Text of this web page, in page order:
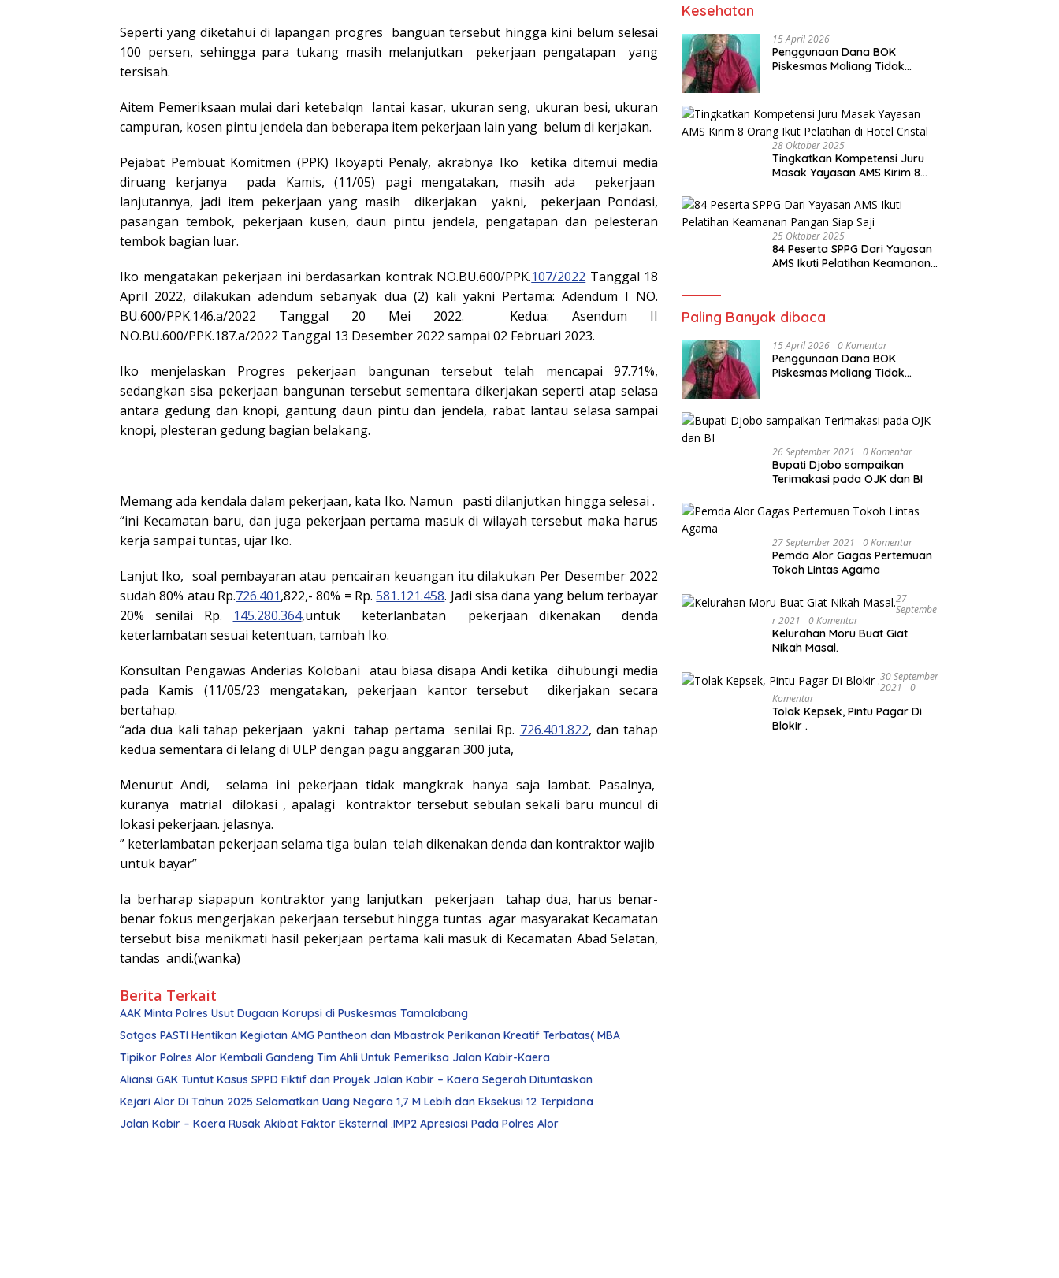
Seperti yang diketahui di lapangan progres banguan tersebut hingga kini belum selesai
100 persen, sehingga para tukang masih melanjutkan pekerjaan pengatapan yang
tersisah.
Aitem Pemeriksaan mulai dari ketebalqn lantai kasar, ukuran seng, ukuran besi, ukuran
campuran, kosen pintu jendela dan beberapa item pekerjaan lain yang belum di kerjakan.
Pejabat Pembuat Komitmen (PPK) Ikoyapti Penaly, akrabnya Iko ketika ditemui media
diruang kerjanya pada Kamis, (11/05) pagi mengatakan, masih ada pekerjaan
lanjutannya, jadi item pekerjaan yang masih dikerjakan yakni, pekerjaan Pondasi,
pasangan tembok, pekerjaan kusen, daun pintu jendela, pengatapan dan pelesteran
tembok bagian luar.
Iko mengatakan pekerjaan ini berdasarkan kontrak NO.BU.600/PPK.107/2022 Tanggal 18
April 2022, dilakukan adendum sebanyak dua (2) kali yakni Pertama: Adendum I NO.
BU.600/PPK.146.a/2022 Tanggal 20 Mei 2022. Kedua: Asendum II
NO.BU.600/PPK.187.a/2022 Tanggal 13 Desember 2022 sampai 02 Februari 2023.
Iko menjelaskan Progres pekerjaan bangunan tersebut telah mencapai 97.71%,
sedangkan sisa pekerjaan bangunan tersebut sementara dikerjakan seperti atap selasa
antara gedung dan knopi, gantung daun pintu dan jendela, rabat lantau selasa sampai
knopi, plesteran gedung bagian belakang.
Memang ada kendala dalam pekerjaan, kata Iko. Namun pasti dilanjutkan hingga selesai .
“ini Kecamatan baru, dan juga pekerjaan pertama masuk di wilayah tersebut maka harus
kerja sampai tuntas, ujar Iko.
Lanjut Iko, soal pembayaran atau pencairan keuangan itu dilakukan Per Desember 2022
sudah 80% atau Rp.726.401,822,- 80% = Rp.581.121.458. Jadi sisa dana yang belum terbayar
20% senilai Rp.
145.280.364,untuk keterlanbatan pekerjaan dikenakan denda
keterlambatan sesuai ketentuan, tambah Iko.
Konsultan Pengawas Anderias Kolobani atau biasa disapa Andi ketika dihubungi media
pada Kamis (11/05/23 mengatakan, pekerjaan kantor tersebut dikerjakan secara
bertahap.
“ada dua kali tahap pekerjaan yakni tahap pertama senilai Rp. 726.401.822, dan tahap
kedua sementara di lelang di ULP dengan pagu anggaran 300 juta,
Menurut Andi, selama ini pekerjaan tidak mangkrak hanya saja lambat. Pasalnya,
kuranya matrial dilokasi , apalagi kontraktor tersebut sebulan sekali baru muncul di
lokasi pekerjaan. jelasnya.
” keterlambatan pekerjaan selama tiga bulan telah dikenakan denda dan kontraktor wajib
untuk bayar”
Ia berharap siapapun kontraktor yang lanjutkan pekerjaan tahap dua, harus benar-
benar fokus mengerjakan pekerjaan tersebut hingga tuntas agar masyarakat Kecamatan
tersebut bisa menikmati hasil pekerjaan pertama kali masuk di Kecamatan Abad Selatan,
tandas andi.(wanka)
Berita Terkait
AAK Minta Polres Usut Dugaan Korupsi di Puskesmas Tamalabang
Satgas PASTI Hentikan Kegiatan AMG Pantheon dan Mbastrak Perikanan Kreatif Terbatas( MBA
Tipikor Polres Alor Kembali Gandeng Tim Ahli Untuk Pemeriksa Jalan Kabir-Kaera
Aliansi GAK Tuntut Kasus SPPD Fiktif dan Proyek Jalan Kabir – Kaera Segerah Dituntaskan
Kejari Alor Di Tahun 2025 Selamatkan Uang Negara 1,7 M Lebih dan Eksekusi 12 Terpidana
Jalan Kabir – Kaera Rusak Akibat Faktor Eksternal .IMP2 Apresiasi Pada Polres Alor
Kesehatan
15 April 2026
Penggunaan Dana BOK
Piskesmas Maliang Tidak
28 Oktober 2025
Tingkatkan Kompetensi Juru
Masak Yayasan AMS Kirim 8
Cristal
25 Oktober 2025
84 Peserta SPPG Dari Yayasan
AMS Ikuti Pelatihan Keamanan
Paling Banyak dibaca
15 April 2026 0 Komentar
Penggunaan Dana BOK
Piskesmas Maliang Tidak
26 September 2021 0 Komentar
Bupati Djobo sampaikan
Terimakasi pada OJK dan BI
27 September 2021 0 Komentar
Pemda Alor Gagas Pertemuan
Tokoh Lintas Agama
27
Septembe
R 2021
0 Komentar
Kelurahan Moru Buat Giat
Nikah Masal.
30 September
2021
0
Komentar
Tolak Kepsek, Pintu Pagar Di
Blokir .